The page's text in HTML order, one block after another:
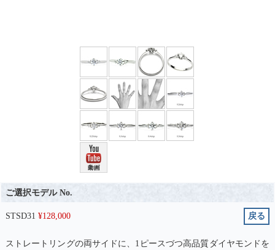
ご選択モデル No.
STSD31 ¥128,000 戻る
ストレートリングの両サイドに、1ピースづつ高品質ダイヤモンドを